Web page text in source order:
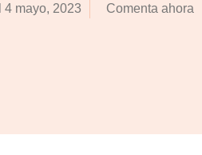
4 mayo, 2023 Comenta ahora